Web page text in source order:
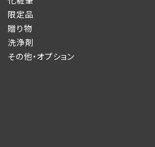
限定品
贈り物
洗浄剤
その他・オプション